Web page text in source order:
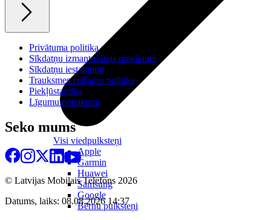
Visi viedpulksteņi
Apple
Garmin
Huawei
Samsung
Google
Bērnu pulksteņi
Privātuma politika
Sīkdatņu izmantošanas noteikumi
Sīkdatņu iestatījumi
Trauksmes celšanas politika
Piekļūstamība
Līgumu noteikumi
Seko mums
© Latvijas Mobilais Telefons 2026
Datums, laiks: 08.08.2026 14:37